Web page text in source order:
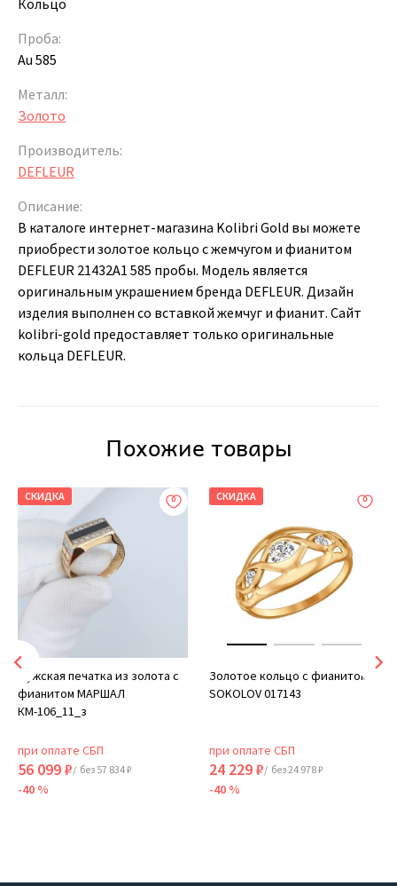
Проба:
Au 585
Металл:
Золото
Производитель:
DEFLEUR
Описание:
В каталоге интернет-магазина Kolibri Gold вы можете
приобрести золотое кольцо с жемчугом и фианитом
DEFLEUR 21432A1 585 пробы. Модель является
оригинальным украшением бренда DEFLEUR. Дизайн
изделия выполнен со вставкой жемчуг и фианит. Сайт
kolibri-gold предоставляет только оригинальные
кольца DEFLEUR.
Похожие товары
СКИДКА
Мужская печатка из золота с
фианитом МАРШАЛ
КМ-106_11_з
при оплате СБП
56 099 ₽/ без 57 834 ₽
-40 %
СКИДКА
Золотое кольцо с фианитом
SOKOLOV 017143
при оплате СБП
24 229 ₽/ без 24 978 ₽
-40 %